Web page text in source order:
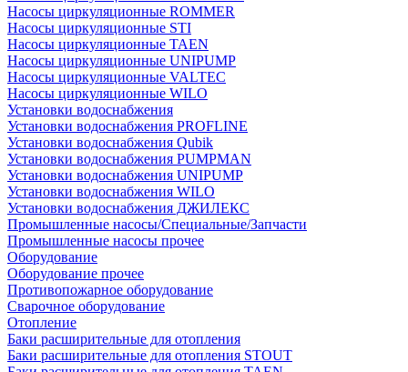
Насосы циркуляционные ROMMER
Насосы циркуляционные STI
Насосы циркуляционные TAEN
Насосы циркуляционные UNIPUMP
Насосы циркуляционные VALTEC
Насосы циркуляционные WILO
Установки водоснабжения
Установки водоснабжения PROFLINE
Установки водоснабжения Qubik
Установки водоснабжения PUMPMAN
Установки водоснабжения UNIPUMP
Установки водоснабжения WILO
Установки водоснабжения ДЖИЛЕКС
Промышленные насосы/Специальные/Запчасти
Промышленные насосы прочее
Оборудование
Оборудование прочее
Противопожарное оборудование
Сварочное оборудование
Отопление
Баки расширительные для отопления
Баки расширительные для отопления STOUT